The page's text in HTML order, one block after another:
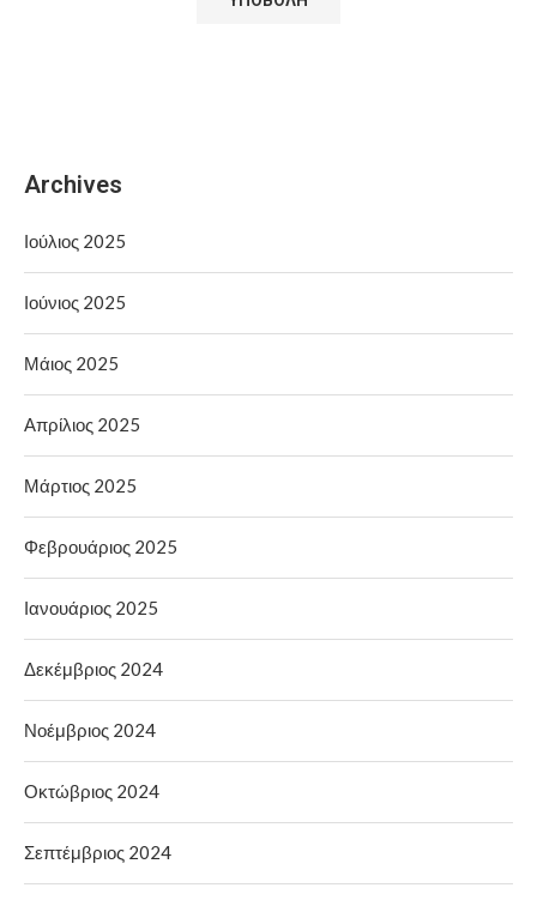
Archives
Ιούλιος 2025
Ιούνιος 2025
Μάιος 2025
Απρίλιος 2025
Μάρτιος 2025
Φεβρουάριος 2025
Ιανουάριος 2025
Δεκέμβριος 2024
Νοέμβριος 2024
Οκτώβριος 2024
Σεπτέμβριος 2024